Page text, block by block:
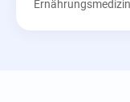
Ernährungsmedizin